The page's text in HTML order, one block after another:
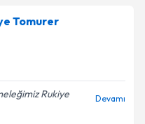
Tomurer
Rukiye
Devamı